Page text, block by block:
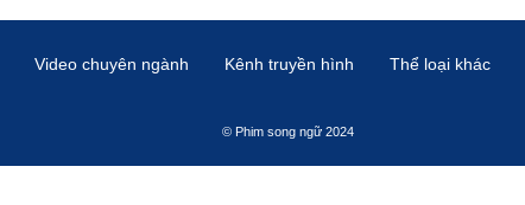
Video chuyên ngành Kênh truyền hình Thể loại khác
© Phim song ngữ 2024